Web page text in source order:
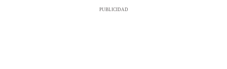
PUBLICIDAD